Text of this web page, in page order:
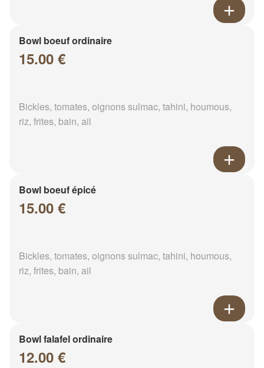
Bowl boeuf ordinaire
15.00 €
Bickles, tomates, oignons sulmac, tahini, houmous,
riz, frites, bain, ail
Bowl boeuf épicé
15.00 €
Bickles, tomates, oignons sulmac, tahini, houmous,
riz, frites, bain, ail
Bowl falafel ordinaire
12.00 €